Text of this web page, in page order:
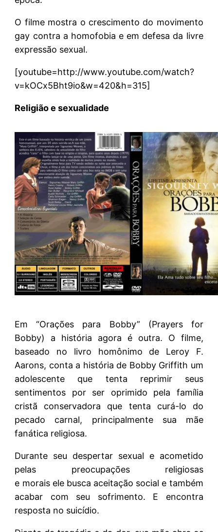
O filme mostra o crescimento do movimento
gay contra a homofobia e em defesa da livre
expressão sexual.
[youtube=http://www.youtube.com/watch?
v=kOCx5Bht9io&w=420&h=315]
Religião e sexualidade
Em “Orações para Bobby” (Prayers for
Bobby) a história agora é outra. O filme,
baseado no livro homônimo de Leroy F.
Aarons, conta a história de Bobby Griffith um
adolescente que tenta reprimir seus
sentimentos por ser oprimido pela família
cristã conservadora que tenta curá-lo do
pecado carnal, principalmente sua mãe
fanática religiosa.
Durante seu despertar sexual e acometido
pelas preocupações religiosas
e morais ele busca aceitação social e também
acabar com seu sofrimento. E encontra
resposta no suicídio.